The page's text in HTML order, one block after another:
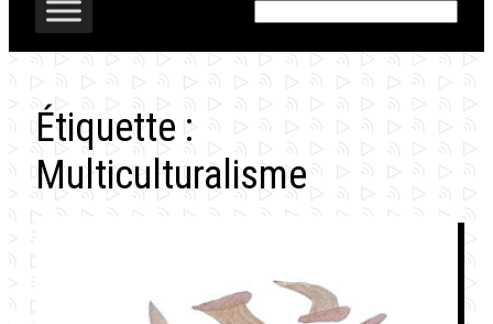
Étiquette :
Multiculturalisme